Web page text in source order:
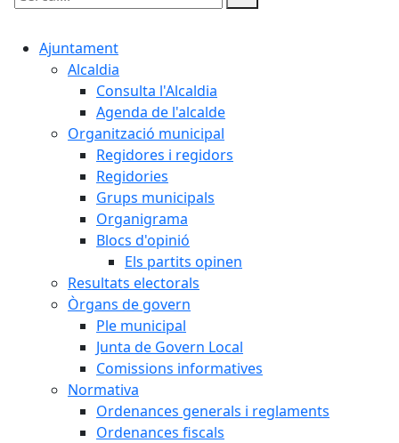
Cercar:
Ajuntament
Alcaldia
Consulta l'Alcaldia
Agenda de l'alcalde
Organització municipal
Regidores i regidors
Regidories
Grups municipals
Organigrama
Blocs d'opinió
Els partits opinen
Resultats electorals
Òrgans de govern
Ple municipal
Junta de Govern Local
Comissions informatives
Normativa
Ordenances generals i reglaments
Ordenances fiscals